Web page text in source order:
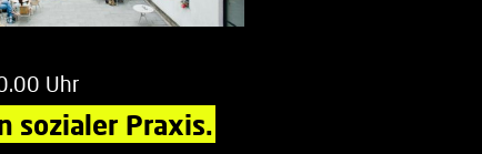
Uhr
sozialer Praxis.